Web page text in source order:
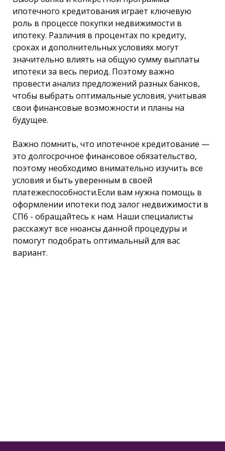
ипотечного кредитования играет ключевую
роль в процессе покупки недвижимости в
ипотеку. Различия в процентах по кредиту,
сроках и дополнительных условиях могут
значительно влиять на общую сумму выплаты
ипотеки за весь период. Поэтому важно
провести анализ предложений разных банков,
чтобы выбрать оптимальные условия, учитывая
свои финансовые возможности и планы на
будущее.
Важно помнить, что ипотечное кредитование —
это долгосрочное финансовое обязательство,
поэтому необходимо внимательно изучить все
условия и быть уверенным в своей
платежеспособности.Если вам нужна помощь в
оформлении ипотеки под залог недвижимости в
СПб - обращайтесь к нам. Наши специалисты
расскажут все нюансы данной процедуры и
помогут подобрать оптимальный для вас
вариант.